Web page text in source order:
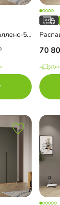
Распашной шкаф Салленс-5 с антресолью
70